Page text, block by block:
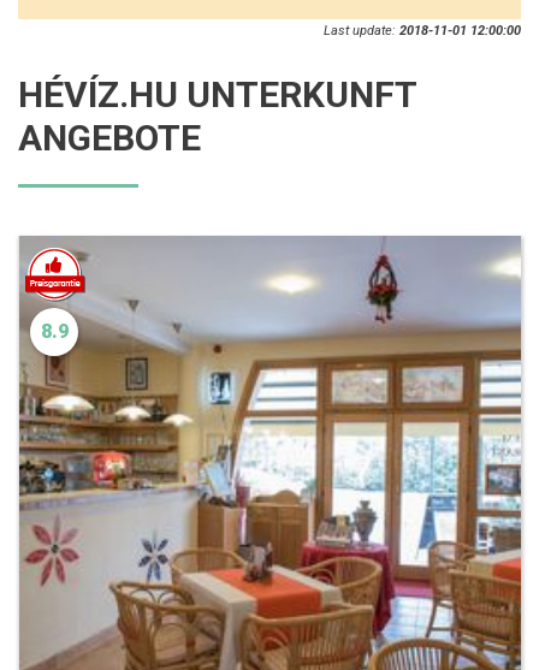
Last update: 2018-11-01 12:00:00
HÉVÍZ.HU UNTERKUNFT
ANGEBOTE
8.9